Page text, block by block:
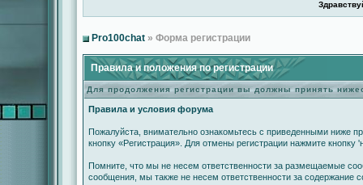
Pro100chat » Форма регистрации
Правила и положения по регистрации
Для продолжения регистрации вы должны принять
Правила и условия форума
Пожалуйста, внимательно ознакомьтесь с приведенными ниже
кнопку «Регистрация». Для отмены регистрации нажмите кнопку
Помните, что мы не несем ответственности за размещаемые
сообщения, мы также не несем ответственности за содержание